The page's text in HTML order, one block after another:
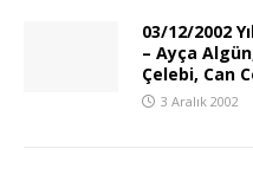
03/12/2002
– Ayça
Çelebi, Can
3 Aralık 2002